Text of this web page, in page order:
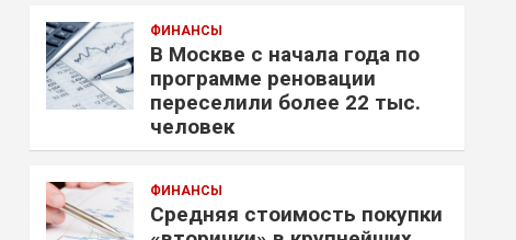
ФИНАНСЫ
В Москве с начала года по
программе реновации
переселили более 22 тыс.
человек
ФИНАНСЫ
Средняя стоимость покупки